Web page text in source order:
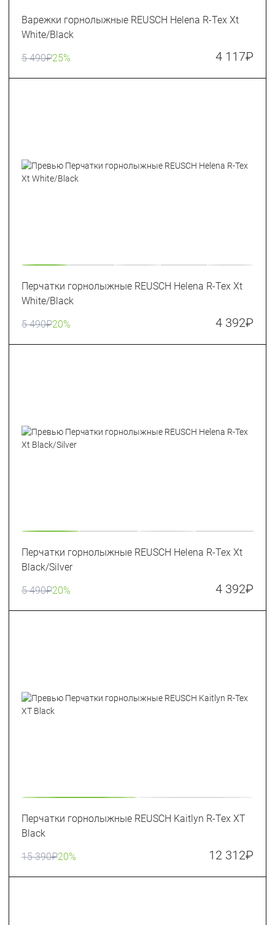
Варежки горнолыжные REUSCH Helena R-Tex Xt
White/Black
5 490₽25% 4 117₽
Перчатки горнолыжные REUSCH Helena R-Tex Xt
White/Black
5 490₽20% 4 392₽
Перчатки горнолыжные REUSCH Helena R-Tex Xt
Black/Silver
5 490₽20% 4 392₽
Перчатки горнолыжные REUSCH Kaitlyn R-Tex XT
Black
15 390₽20% 12 312₽